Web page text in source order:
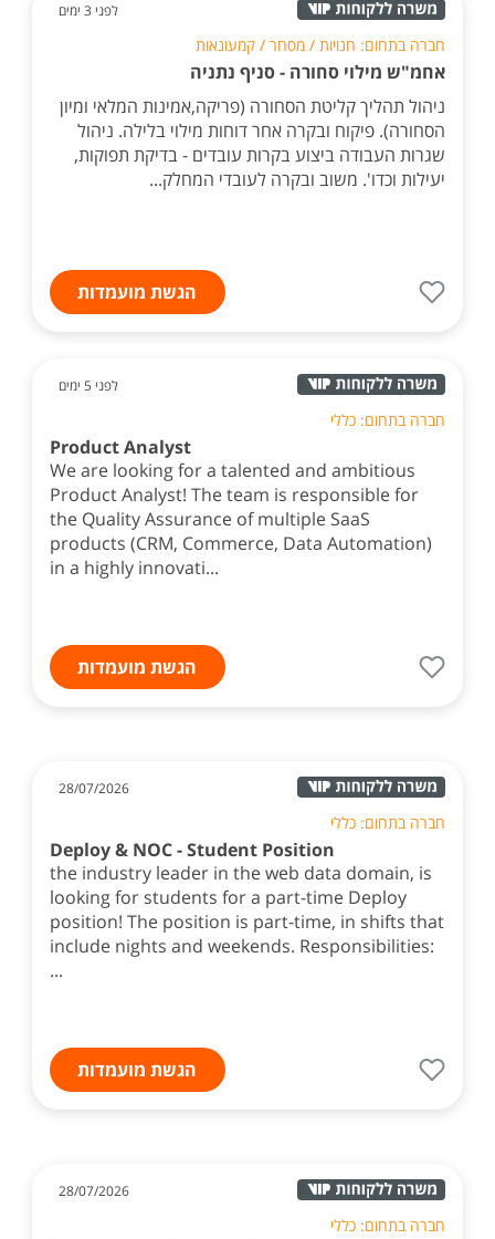
לפני 3 ימים
חברה בתחום: חנויות / מסחר / קמעונאות
אחמ"ש מילוי סחורה - סניף נתניה
ניהול תהליך קליטת הסחורה (פריקה,אמינות המלאי ומיון
הסחורה). פיקוח ובקרה אחר דוחות מילוי בלילה. ניהול
שגרות העבודה ביצוע בקרות עובדים - בדיקת תפוקות,
יעילות וכדו'. משוב ובקרה לעובדי המחלק...
הגשת מועמדות
לפני 5 ימים
חברה בתחום: כללי
Product Analyst
We are looking for a talented and ambitious
Product Analyst! The team is responsible for
the Quality Assurance of multiple SaaS
products (CRM, Commerce, Data Automation)
in a highly innovati...
הגשת מועמדות
28/07/2026
חברה בתחום: כללי
Deploy & NOC - Student Position
the industry leader in the web data domain, is
looking for students for a part-time Deploy
position! The position is part-time, in shifts that
include nights and weekends. Responsibilities:
...
הגשת מועמדות
28/07/2026
חברה בתחום: כללי